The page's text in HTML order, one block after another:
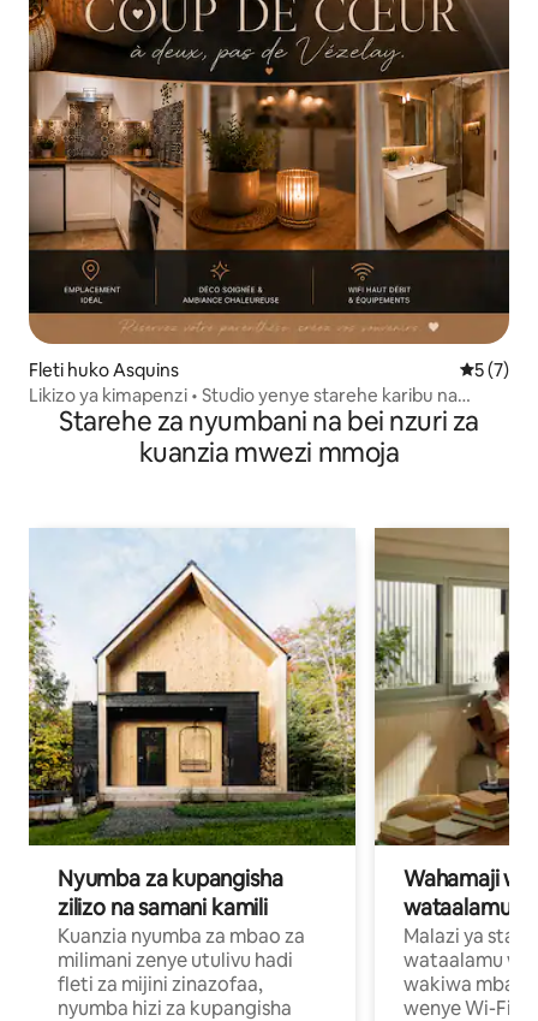
Fleti huko Asquins
5 (7)
Likizo ya kimapenzi • Studio yenye starehe karibu na
Vézelay
Starehe za nyumbani na bei nzuri za
kuanzia mwezi mmoja
Nyumba za kupangisha
zilizo na samani kamili
Kuanzia nyumba za mbao za
milimani zenye utulivu hadi
fleti za mijini zinazofaa,
nyumba hizi za kupangisha
Wahamaji
wataalamu
Malazi ya
wataalamu
wakiwa mbali
wenye Wi-Fi